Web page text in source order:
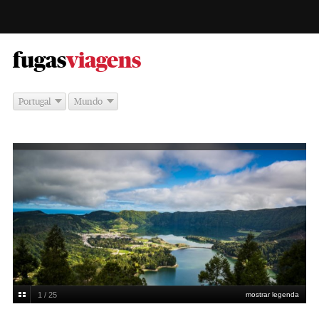
fugas -
viagens
Portugal Mundo
Lagoa das Sete CIdades
mostrar legenda
1 / 25